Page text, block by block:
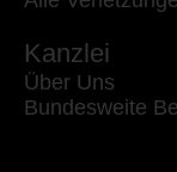
Kanzlei
Über Uns
Bundesweite